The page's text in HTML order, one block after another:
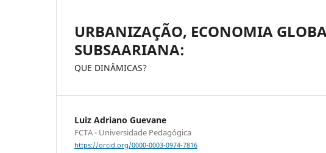
URBANIZAÇÃO, ECONOMIA
SUBSAARIANA:
QUE DINÂMICAS?
Luiz Adriano Guevane
FCTA - Universidade Pedagógica
https://orcid.org/0000-0003-0974-7816